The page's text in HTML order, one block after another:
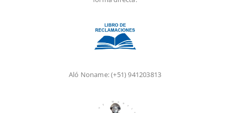
Aló Noname:(+51) 941203813